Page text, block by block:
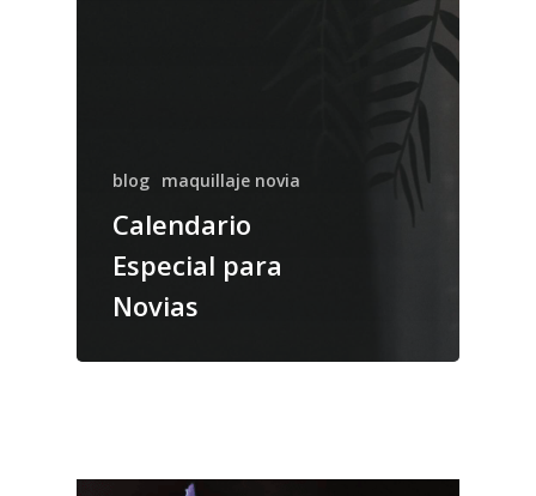
blog maquillaje novia
Calendario
Especial para
Novias